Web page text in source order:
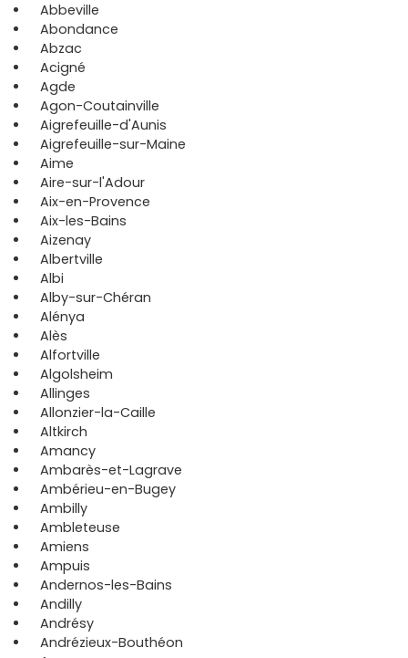
Abbeville
Abondance
Abzac
Acigné
Agde
Agon-Coutainville
Aigrefeuille-d'Aunis
Aigrefeuille-sur-Maine
Aime
Aire-sur-l'Adour
Aix-en-Provence
Aix-les-Bains
Aizenay
Albertville
Albi
Alby-sur-Chéran
Alénya
Alès
Alfortville
Algolsheim
Allinges
Allonzier-la-Caille
Altkirch
Amancy
Ambarès-et-Lagrave
Ambérieu-en-Bugey
Ambilly
Ambleteuse
Amiens
Ampuis
Andernos-les-Bains
Andilly
Andrésy
Andrézieux-Bouthéon